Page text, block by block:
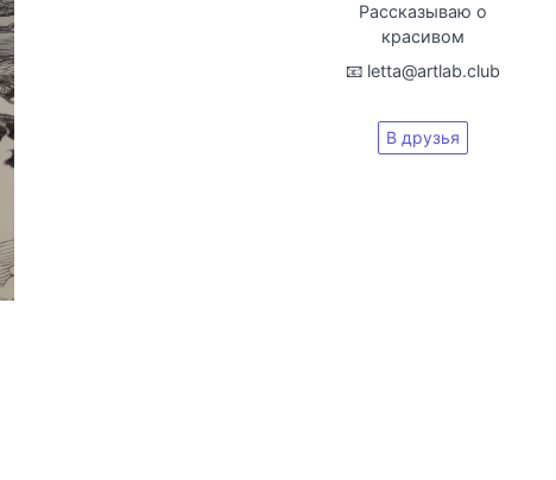
Рассказываю о
красивом
📧 letta@artlab.club
В друзья